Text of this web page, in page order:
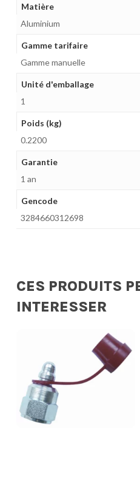
Matière
Aluminium
Gamme tarifaire
Gamme manuelle
Unité d'emballage
1
Poids (kg)
0.2200
Garantie
1 an
Gencode
3284660312698
CES PRODUITS
INTERESSER